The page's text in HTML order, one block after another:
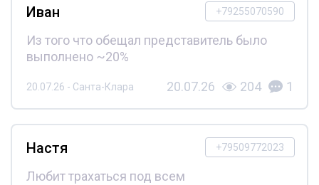
+79255070590
Иван
Из того что обещал представитель было
выполнено ~20%
20.07.26 - Санта-Клара 20.07.26 204 1
+79509772023
Настя
Любит трахаться под всем